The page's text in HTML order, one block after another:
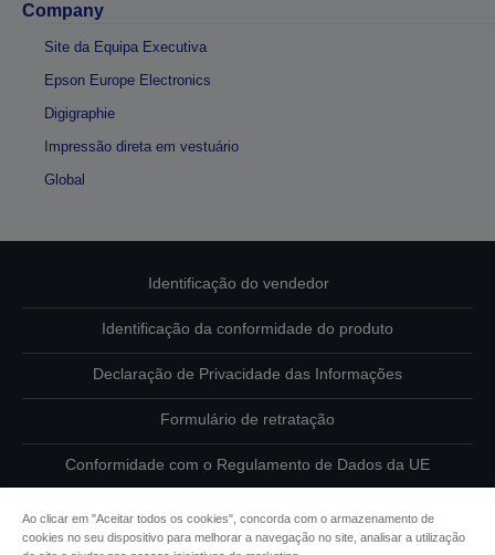
Company
Site da Equipa Executiva
Epson Europe Electronics
Digigraphie
Impressão direta em vestuário
Global
Identificação do vendedor
Identificação da conformidade do produto
Declaração de Privacidade das Informações
Formulário de retratação
Conformidade com o Regulamento de Dados da UE
Ao clicar em "Aceitar todos os cookies", concorda com o armazenamento de
cookies no seu dispositivo para melhorar a navegação no site, analisar a utilização